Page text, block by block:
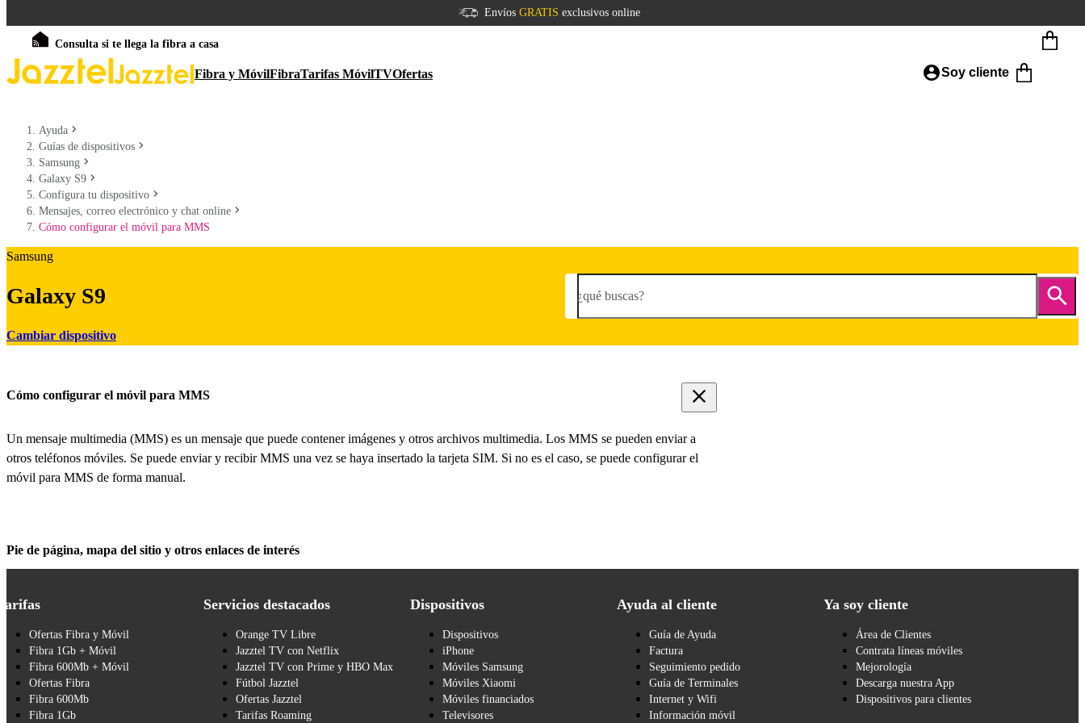
Envíos GRATIS exclusivos online
Consulta si te llega la fibra a casa
Fibra y MóvilFibraTarifas MóvilTVOfertas Soy cliente
Ayuda
Guías de dispositivos
Samsung
Galaxy S9
Configura tu dispositivo
Mensajes, correo electrónico y chat online
Cómo configurar el móvil para MMS
Samsung
Galaxy S9
Cambiar dispositivo
¿qué buscas?
Cómo configurar el móvil para MMS
Un mensaje multimedia (MMS) es un mensaje que puede contener imágenes y otros archivos multimedia. Los MMS se pueden enviar a
otros teléfonos móviles. Se puede enviar y recibir MMS una vez se haya insertado la tarjeta SIM. Si no es el caso, se puede configurar el
móvil para MMS de forma manual.
Pie de página, mapa del sitio y otros enlaces de interés
Ofertas Fibra y Móvil
Fibra 1Gb + Móvil
Fibra 600Mb + Móvil
Ofertas Fibra
Fibra 600Mb
Fibra 1Gb
Servicios destacados
Orange TV Libre
Jazztel TV con Netflix
Jazztel TV con Prime y HBO Max
Fútbol Jazztel
Ofertas Jazztel
Tarifas Roaming
Dispositivos
Dispositivos
iPhone
Móviles Samsung
Móviles Xiaomi
Móviles financiados
Televisores
Ayuda al cliente
Guía de Ayuda
Factura
Seguimiento pedido
Guía de Terminales
Internet y Wifi
Información móvil
Ya soy cliente
Área de Clientes
Contrata líneas móviles
Mejorología
Descarga nuestra App
Dispositivos para clientes